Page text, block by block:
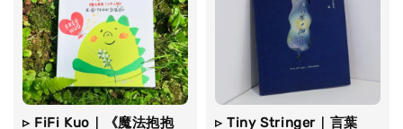
▹ FiFi Kuo｜《魔法抱抱
▹ Tiny Stringer｜言葉